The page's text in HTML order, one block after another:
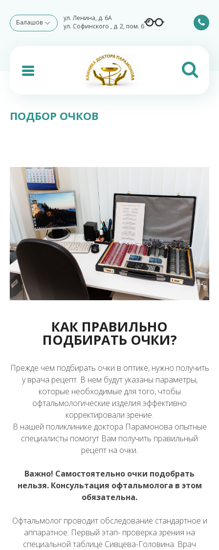
Балашов
ул. Ленина, д. 6А
ул. Софинского , д. 2, пом. 6
ПОДБОР ОЧКОВ
КАК ПРАВИЛЬНО
ПОДБИРАТЬ ОЧКИ?
Прежде чем подбирать очки в оптике, нужно получить
у врача рецепт. В нем будут указаны параметры,
которые необходимые для того, чтобы
офтальмологические изделия эффективно
корректировали зрение.
В нашей поликлинике доктора Парамонова опытные
специалисты помогут Вам получить правильный
рецепт на очки.
Важно! Самостоятельно очки подобрать
нельзя. Консультация офтальмолога в этом
обязательна.
Офтальмолог проводит обследование стандартное и
аппаратное. Первый этап- проверка зрения на
специальной таблице Сивцева-Головина. Врач